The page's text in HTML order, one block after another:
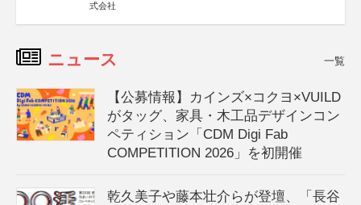
式会社
ニュース 一覧
【公募情報】カインズ×コクヨ×VUILD
がタッグ、家具・木工品デザインコン
ペティション「CDM Digi Fab
COMPETITION 2026」を初開催
乾久美子や藤本壮介らが登壇、「長谷